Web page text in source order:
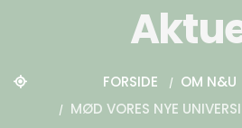
FORSIDE OM N&U
MØD VORES NYE